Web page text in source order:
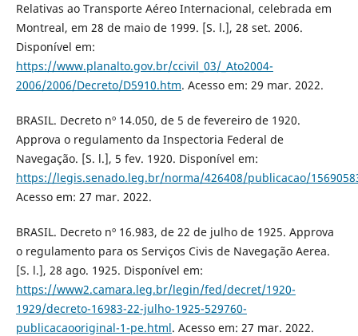
Relativas ao Transporte Aéreo Internacional, celebrada em
Montreal, em 28 de maio de 1999. [S. l.], 28 set. 2006.
Disponível em:
https://www.planalto.gov.br/ccivil_03/_Ato2004-
2006/2006/Decreto/D5910.htm. Acesso em: 29 mar. 2022.
BRASIL. Decreto nº 14.050, de 5 de fevereiro de 1920.
Approva o regulamento da Inspectoria Federal de
Navegação. [S. l.], 5 fev. 1920. Disponível em:
https://legis.senado.leg.br/norma/426408/publicacao/
Acesso em: 27 mar. 2022.
BRASIL. Decreto nº 16.983, de 22 de julho de 1925. Approva
o regulamento para os Serviços Civis de Navegação Aerea.
[S. l.], 28 ago. 1925. Disponível em:
https://www2.camara.leg.br/legin/fed/decret/1920-
1929/decreto-16983-22-julho-1925-529760-
publicacaooriginal-1-pe.html. Acesso em: 27 mar. 2022.